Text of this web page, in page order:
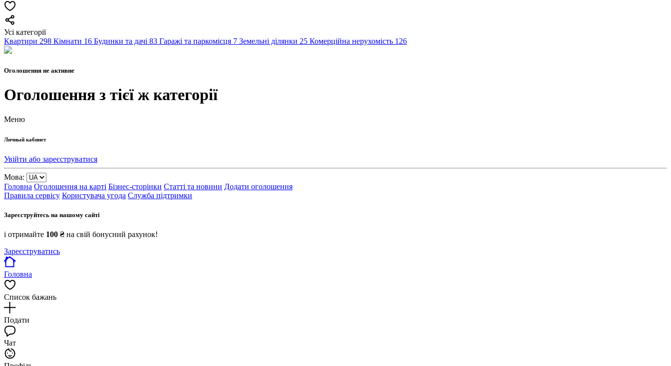
Усі категорії
Квартири 298 Кімнати 16 Будинки та дачі 83 Гаражі та паркомісця 7 Земельні ділянки 25 Комерційна нерухомість 126
Оголошення не активне
Оголошення з тієї ж категорії
Меню
Личный кабинет
Увійти або зареєструватися
Мова:
Головна Оголошення на карті Бізнес-сторінки Статті та новини Додати оголошення
Правила сервісу Користувача угода Служба підтримки
Зареєструйтесь на нашому сайті
і отримайте 100 ₴ на свій бонусний рахунок!
Зареєструватись
Головна
Список бажань
Подати
Чат